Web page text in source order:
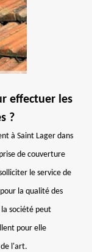
effectuer les
?
à Saint Lager dans
de couverture
le service de
la qualité des
société peut
pour elle
l'art.